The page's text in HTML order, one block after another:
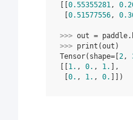
0.55355281,
0.51577556,
>>> out = paddle.
>>> print (out )
Tensor(shape=[ 2,
1. , 0. , 1.
],
0. , 1. , 0. ]])